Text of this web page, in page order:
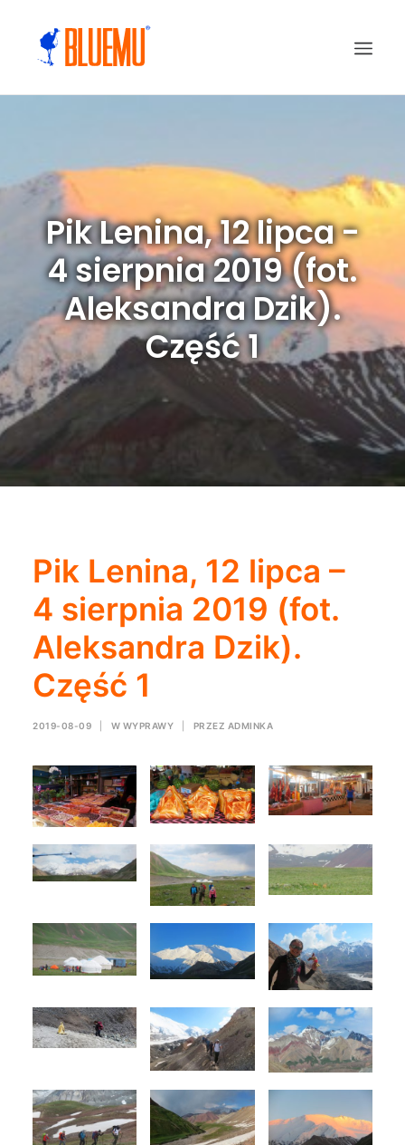
Pik Lenina, 12 lipca -
4 sierpnia 2019 (fot.
Aleksandra Dzik).
Część 1
Pik Lenina, 12 lipca –
4 sierpnia 2019 (fot.
Aleksandra Dzik).
Część 1
2019-08-09 W WYPRAWY PRZEZ ADMINKA